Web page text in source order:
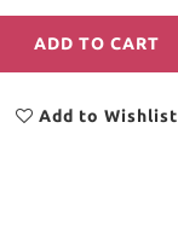
ADD TO CART
Add to Wishlist